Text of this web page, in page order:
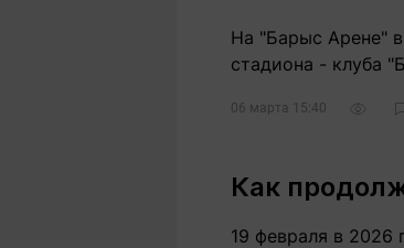
На "Барыс Арене"
стадиона - клуба
06 марта 15:40
Как
19 февраля в 2026